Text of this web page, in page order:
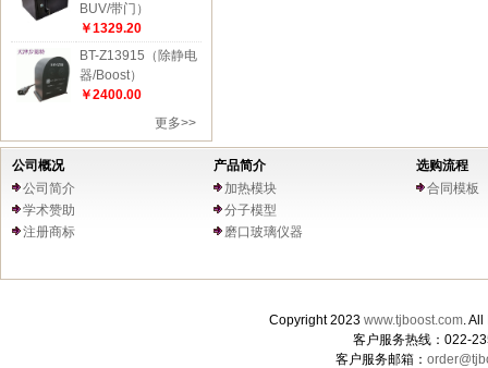
BUV/带门）
￥1329.20
BT-Z13915（除静电
器/Boost）
￥2400.00
更多>>
公司概况
公司简介
学术赞助
注册商标
产品简介
加热模块
分子模型
磨口玻璃仪器
选购流程
合同模板
Copyright 2023 www.tjboost.com.
客户服务热线：022-
客户服务邮箱：